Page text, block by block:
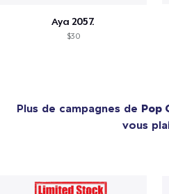
Aya 2057.
$30
Plus de campagnes de Pop
vous